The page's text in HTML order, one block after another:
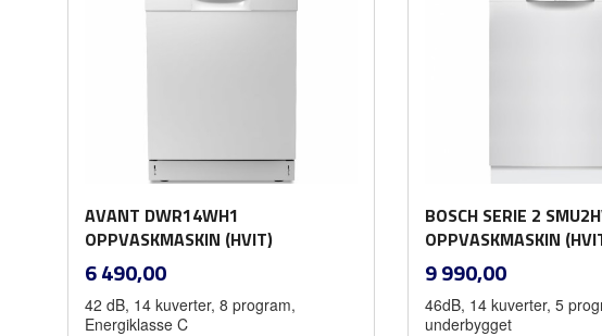
AVANT DWR14WH1
OPPVASKMASKIN (HVIT)
Pris
6 490,00mva.
42 dB, 14 kuverter, 8 program,
Energiklasse C
BOSCH SERIE 2
OPPVASKMASKIN
Pris
9 990,00mva.
46dB, 14 kuverter, 5
underbygget